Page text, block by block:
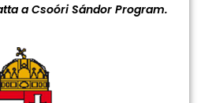
a Csoóri Sándor Program.